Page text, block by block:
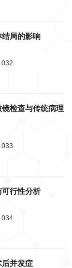
局的影响
检查与传统病理
行性分析
后并发症